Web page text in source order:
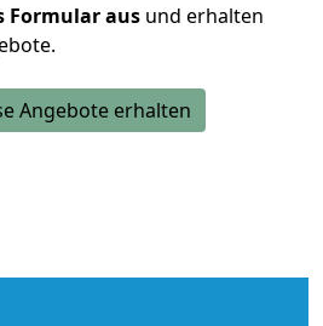
Formular aus und erhalten
Angebote erhalten